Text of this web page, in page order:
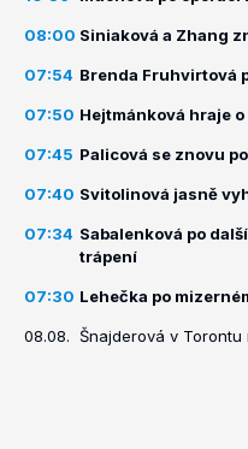
08:00 Siniaková a Zhang
07:54 Brenda Fruhvirtová
07:50 Hejtmánková hraje
07:45 Palicová se znovu
07:40 Svitolinová jasně
07:34 Sabalenková po
trápení
07:30 Lehečka po
08.08. Šnajderová v